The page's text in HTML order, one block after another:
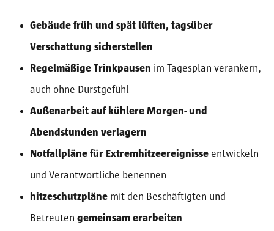
Gebäude früh und spät lüften, tagsüber
Verschattung sicherstellen
Regelmäßige Trinkpausen im Tagesplan verankern,
auch ohne Durstgefühl
Außenarbeit auf kühlere Morgen- und
Abendstunden verlagern
Notfallpläne für Extremhitzeereignisse entwickeln
und Verantwortliche benennen
hitzeschutzpläne mit den Beschäftigten und
Betreuten gemeinsam erarbeiten